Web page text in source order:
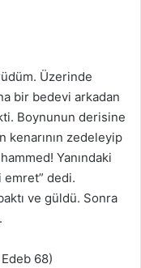
Üzerinde
bir bedevi arkadan
Boynunun derisine
kenarının zedeleyip
Yanındaki
emret” dedi.
ve güldü. Sonra
68)